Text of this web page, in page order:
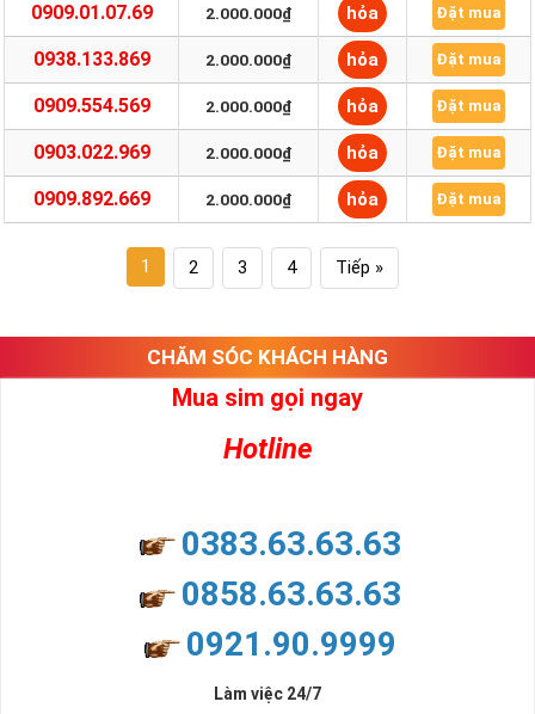
0909.01.07.69 2.000.000₫ hỏa Đặt mua
0938.133.869 2.000.000₫ hỏa Đặt mua
0909.554.569 2.000.000₫ hỏa Đặt mua
0903.022.969 2.000.000₫ hỏa Đặt mua
0909.892.669 2.000.000₫ hỏa Đặt mua
1 2 3 4 Tiếp »
CHĂM SÓC KHÁCH HÀNG
Mua sim gọi ngay
Hotline
0383.63.63.63
0858.63.63.63
0921.90.9999
Làm việc 24/7